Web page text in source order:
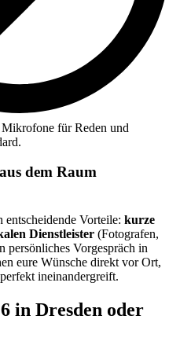
für Reden und
dem Raum
entscheidende Vorteile: kurze
Dienstleister (Fotografen,
persönliches Vorgespräch in
eure Wünsche direkt vor Ort,
ineinandergreift.
in Dresden oder